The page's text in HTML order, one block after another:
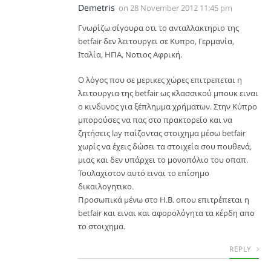
Demetris on 28 November 2012 11:45 pm
Γνωρίζω σίγουρα οτι το ανταλλακτηριο της
betfair δεν λειτουργει σε Κυπρο, Γερμανία,
Ιταλία, ΗΠΑ, Νοτιος Αφρική.
O λόγος που σε μερικες χώρες επιτρεπεται η
λειτουργια της betfair ως κλασσικού μπουκ ειναι
ο κινδυνος για ξέπλημμα χρήματων. Στην Κύπρο
μπορούσες να πας στο πρακτορείο και να
ζητήσεις lay παίζοντας στοιχημα μέσω betfair
χωρίς να έχεις δώσει τα στοιχεία σου πουθενά,
μιας και δεν υπάρχει το μονοπόλιο του οπαπ.
Τουλαχιστον αυτό ειναι το επίσημο
δικαιλογητικο.
Προσωπικά μένω στο Η.Β. οπου επιτρέπεται η
betfair και ειναι και αφορολόγητα τα κέρδη απο
το στοιχημα.
REPLY